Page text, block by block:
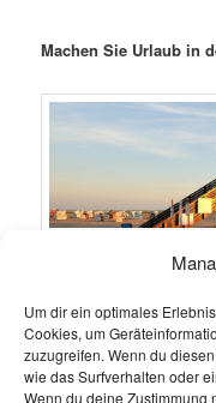
Um dir ein optimales
Cookies, um
zuzugreifen. Wenn du
wie das Surfverhalten oder
Wenn du deine Zustimmung
Machen Sie Urlaub in
Hier geht es zu dem